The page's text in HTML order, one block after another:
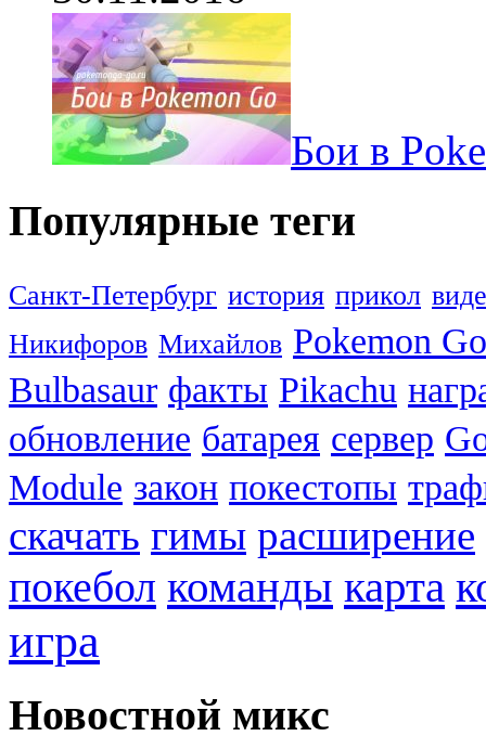
Бои в
Популярные теги
Санкт-Петербург история прикол
Никифоров Михайлов Pokemon Go
Bulbasaur факты Pikachu
обновление батарея сервер
Module закон покестопы
скачать гимы расширение
покебол команды карта
игра
Новостной микс